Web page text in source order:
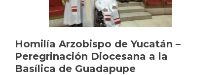
Homilía Arzobispo de Yucatán –
Peregrinación Diocesana a la
Basílica de Guadapupe